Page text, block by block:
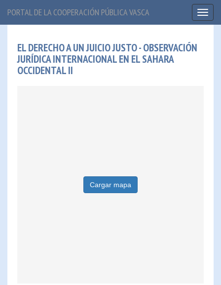
PORTAL DE LA COOPERACIÓN PÚBLICA VASCA
EL DERECHO A UN JUICIO JUSTO - OBSERVACIÓN
JURÍDICA INTERNACIONAL EN EL SAHARA
OCCIDENTAL II
Cargar mapa